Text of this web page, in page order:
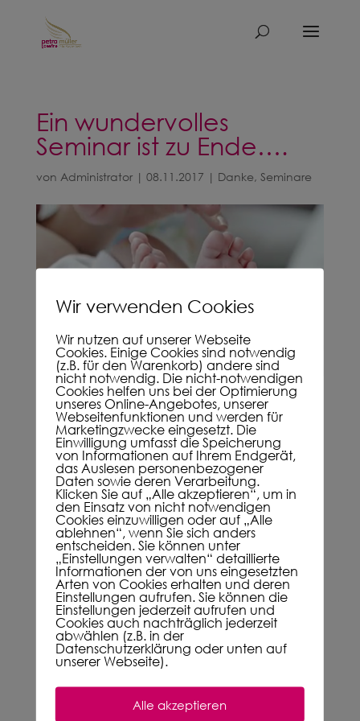
Ein wundervolles
Seminar ist zu Ende….
von Administrator| 08.11.2017 | Danke, Seminare
Ein wundervolles Seminar ist zu Ende…
Oh, was haben wir gelacht, geweint, erkannt
und viel verstanden.
Danke von Herzen an alle Teilnehmer, die den
Weg in diesen Tagen mit mir gegangen sind.
Denkt immer daran:
IHR SEID WERTVOLL UND GUT!!!!!
Ich grüße euch mit einem schönen Tschu
Tschu Wa
Wir verwenden Cookies
Wir nutzen auf unserer Webseite
Cookies. Einige Cookies sind notwendig
(z.B. für den Warenkorb) andere sind
nicht notwendig. Die nicht-notwendigen
Cookies helfen uns bei der Optimierung
unseres Online-Angebotes, unserer
Webseitenfunktionen und werden für
Marketingzwecke eingesetzt. Die
Einwilligung umfasst die Speicherung
von Informationen auf Ihrem Endgerät,
das Auslesen personenbezogener
Daten sowie deren Verarbeitung.
Klicken Sie auf „Alle akzeptieren“, um in
den Einsatz von nicht notwendigen
Cookies einzuwilligen oder auf „Alle
ablehnen“, wenn Sie sich anders
entscheiden. Sie können unter
„Einstellungen verwalten“ detaillierte
Informationen der von uns eingesetzten
Arten von Cookies erhalten und deren
Einstellungen aufrufen. Sie können die
Einstellungen jederzeit aufrufen und
Cookies auch nachträglich jederzeit
abwählen (z.B. in der
Datenschutzerklärung oder unten auf
unserer Webseite).
Alle akzeptieren